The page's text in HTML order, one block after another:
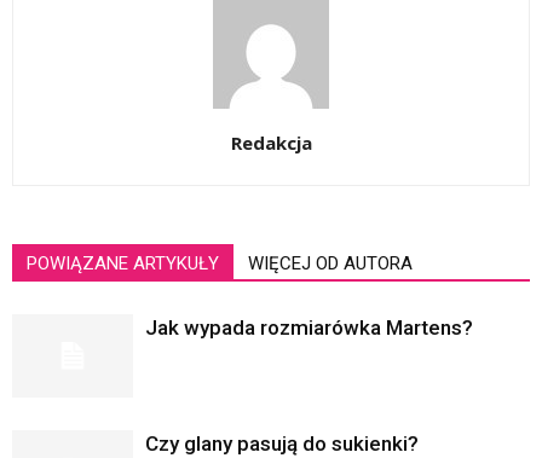
Redakcja
POWIĄZANE ARTYKUŁY WIĘCEJ OD AUTORA
Jak wypada rozmiarówka Martens?
Czy glany pasują do sukienki?